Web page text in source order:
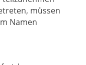
müssen
Namen